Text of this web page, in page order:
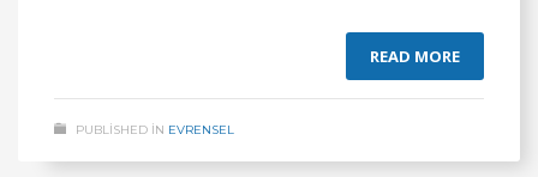
READ MORE
PUBLISHED IN EVRENSEL